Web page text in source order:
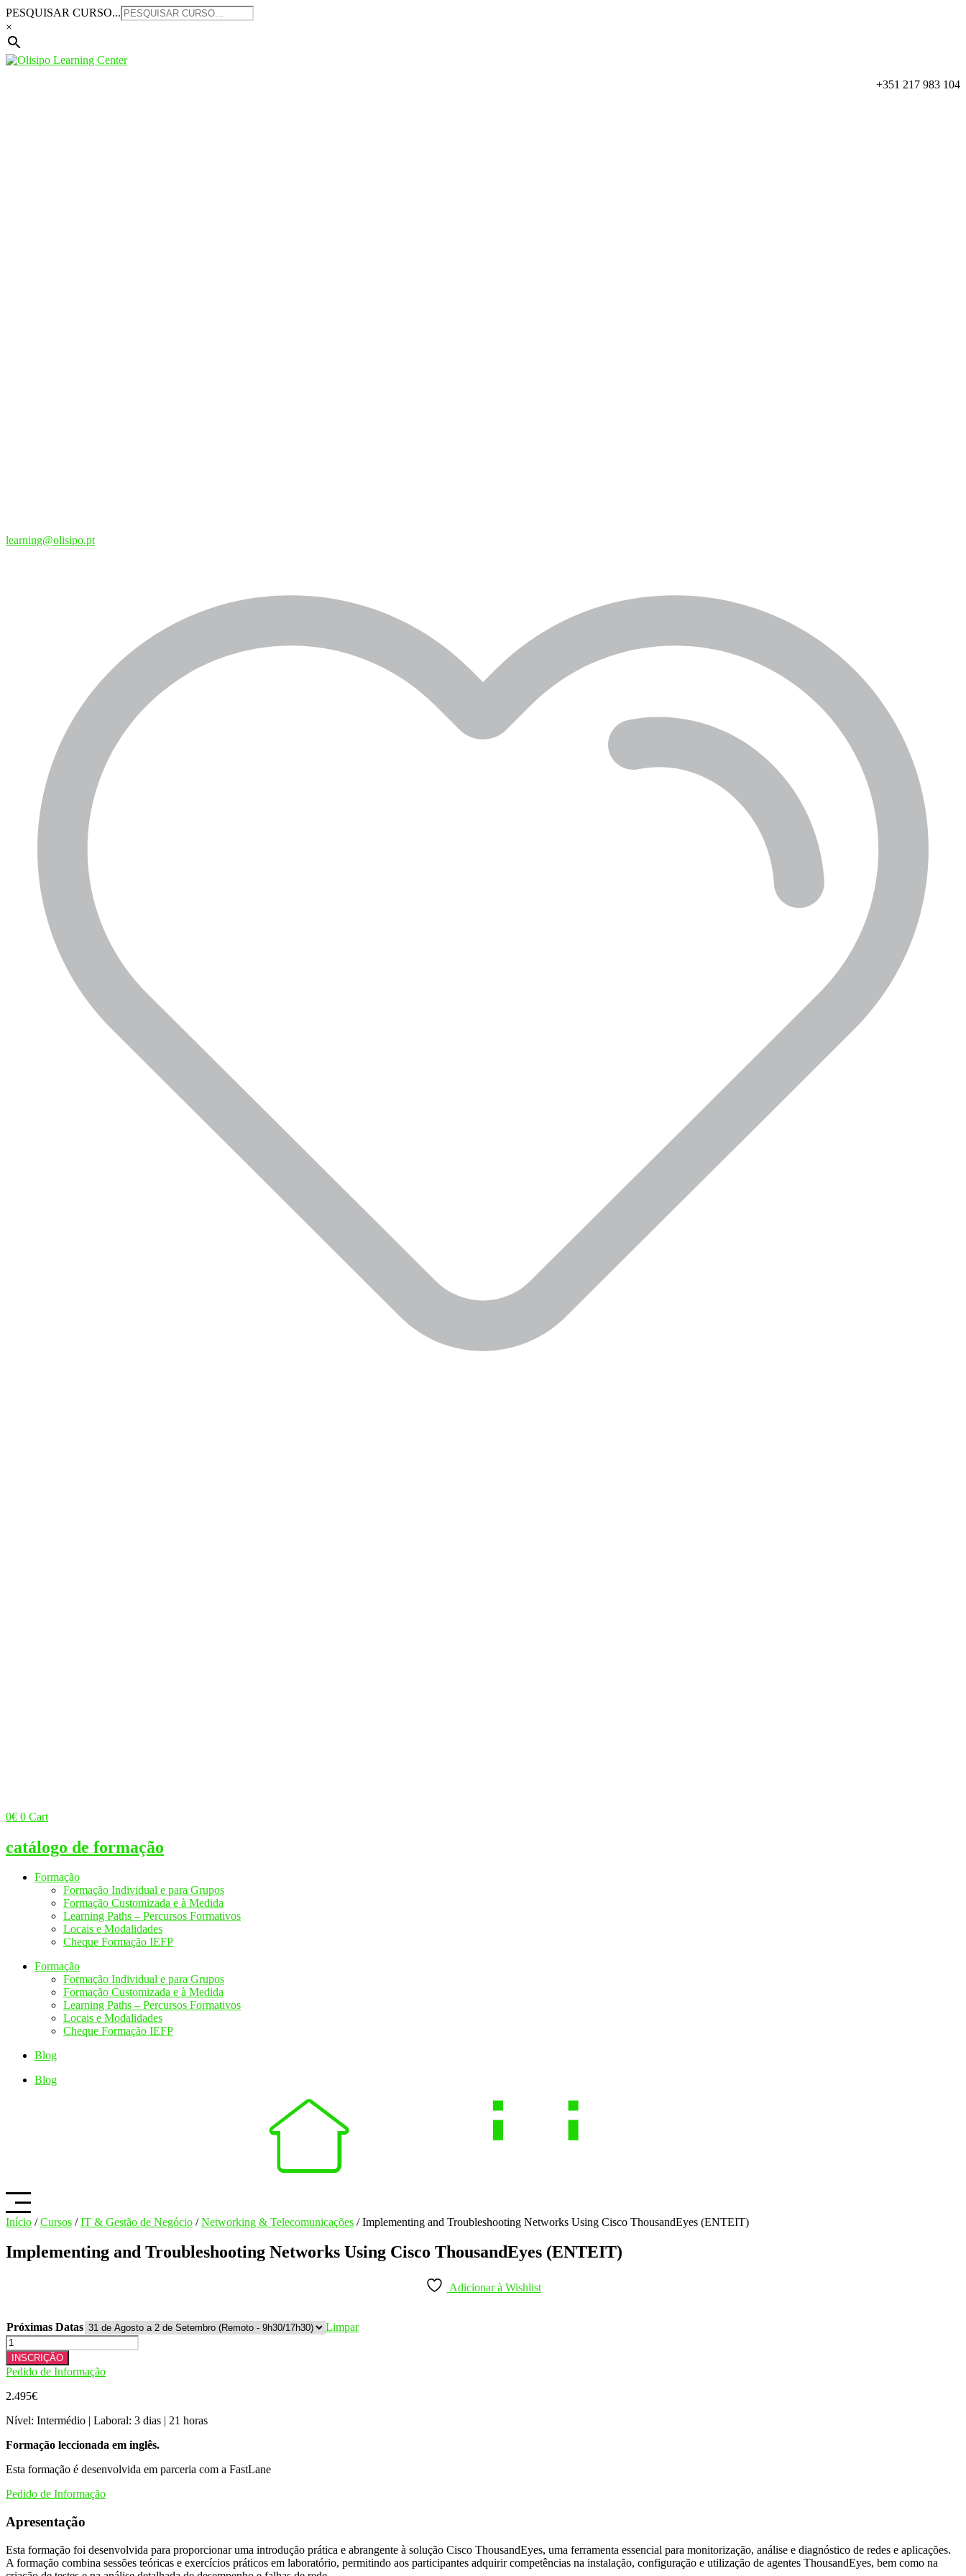
Saltar
para
o
conteúdo
PESQUISAR CURSO...
×
+351 217 983 104
learning@olisipo.pt
0€ 0 Cart
catálogo de formação
Formação
Formação Individual e para Grupos
Formação Customizada e à Medida
Learning Paths – Percursos Formativos
Locais e Modalidades
Cheque Formação IEFP
Formação
Formação Individual e para Grupos
Formação Customizada e à Medida
Learning Paths – Percursos Formativos
Locais e Modalidades
Cheque Formação IEFP
Blog
Blog
Início /Cursos /IT & Gestão de Negócio /Networking & Telecomunicações / Implementing and Troubleshooting Networks Using Cisco ThousandEyes (ENTEIT)
Implementing and Troubleshooting Networks Using Cisco ThousandEyes (ENTEIT)
Adicionar à Wishlist
Próximas Datas
Limpar
Quantidade
de
Implementing
and
Troubleshooting
Using
ThousandEyes
INSCRIÇÃO
Pedido de Informação
2.495€
Nível: Intermédio | Laboral: 3 dias | 21 horas
Formação leccionada em inglês.
Esta formação é desenvolvida em parceria com a FastLane
Pedido de Informação
Apresentação
Esta formação foi desenvolvida para proporcionar uma introdução prática e abrangente à solução Cisco ThousandEyes, uma ferramenta essencial para monitorização, análise e diagnóstico de redes e aplicações.
A formação combina sessões teóricas e exercícios práticos em laboratório, permitindo aos participantes adquirir competências na instalação, configuração e utilização de agentes ThousandEyes, bem como na